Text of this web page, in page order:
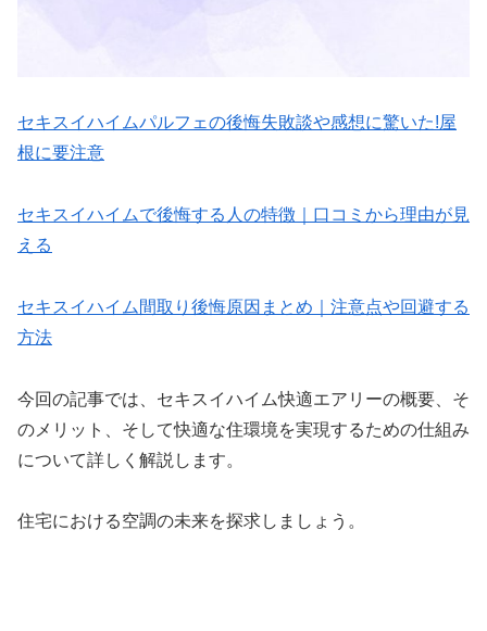
セキスイハイムパルフェの後悔失敗談や感想に驚いた!屋
根に要注意
セキスイハイムで後悔する人の特徴｜口コミから理由が見
える
セキスイハイム間取り後悔原因まとめ｜注意点や回避する
方法
今回の記事では、セキスイハイム快適エアリーの概要、そ
のメリット、そして快適な住環境を実現するための仕組み
について詳しく解説します。
住宅における空調の未来を探求しましょう。